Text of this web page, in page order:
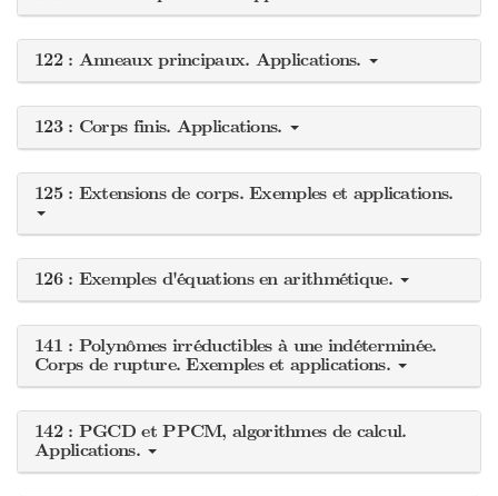
122 : Anneaux principaux. Applications.
123 : Corps finis. Applications.
125 : Extensions de corps. Exemples et applications.
126 : Exemples d'équations en arithmétique.
141 : Polynômes irréductibles à une indéterminée.
Corps de rupture. Exemples et applications.
142 : PGCD et PPCM, algorithmes de calcul.
Applications.